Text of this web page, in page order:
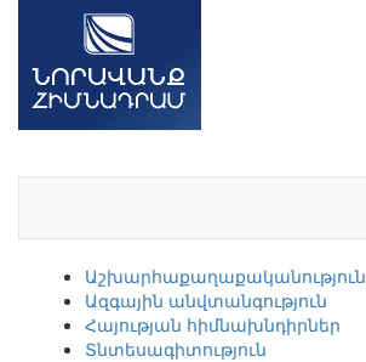
Աշխարհաքաղաքականություն
Ազգային անվտանգություն
Հայության հիմնախնդիրներ
Տնտեսագիտություն